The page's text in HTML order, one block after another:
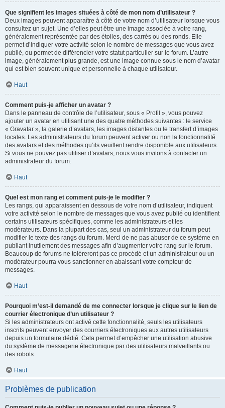
Que signifient les images situées à côté de mon nom d’utilisateur ?
Deux images peuvent apparaître à côté de votre nom d’utilisateur lorsque vous
consultez un sujet. Une d’elles peut être une image associée à votre rang,
généralement représentée par des étoiles, des carrés ou des ronds. Elle
permet d’indiquer votre activité selon le nombre de messages que vous avez
publié, ou permet de différencier votre statut particulier sur le forum. L’autre
image, généralement plus grande, est une image connue sous le nom d’avatar
qui est bien souvent unique et personnelle à chaque utilisateur.
Haut
Comment puis-je afficher un avatar ?
Dans le panneau de contrôle de l’utilisateur, sous « Profil », vous pouvez
ajouter un avatar en utilisant une des quatre méthodes suivantes : le service
« Gravatar », la galerie d’avatars, les images distantes ou le transfert d’images
locales. Les administrateurs du forum peuvent activer ou non la fonctionnalité
des avatars et des méthodes qu’ils veuillent rendre disponible aux utilisateurs.
Si vous ne pouvez pas utiliser d’avatars, nous vous invitons à contacter un
administrateur du forum.
Haut
Quel est mon rang et comment puis-je le modifier ?
Les rangs, qui apparaissent en dessous de votre nom d’utilisateur, indiquent
votre activité selon le nombre de messages que vous avez publié ou identifient
certains utilisateurs spécifiques, comme les administrateurs et les
modérateurs. Dans la plupart des cas, seul un administrateur du forum peut
modifier le texte des rangs du forum. Merci de ne pas abuser de ce système en
publiant inutilement des messages afin d’augmenter votre rang sur le forum.
Beaucoup de forums ne toléreront pas ce procédé et un administrateur ou un
modérateur pourra vous sanctionner en abaissant votre compteur de
messages.
Haut
Pourquoi m’est-il demandé de me connecter lorsque je clique sur le lien de
courrier électronique d’un utilisateur ?
Si les administrateurs ont activé cette fonctionnalité, seuls les utilisateurs
inscrits peuvent envoyer des courriers électroniques aux autres utilisateurs
depuis un formulaire dédié. Cela permet d’empêcher une utilisation abusive
du système de messagerie électronique par des utilisateurs malveillants ou
des robots.
Haut
Problèmes de publication